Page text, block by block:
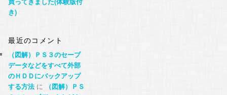
き)
最近のコメント
（図解）ＰＳ３のセーブ
データなどをすべて外部
のＨＤＤにバックアップ
する方法に
（図解）ＰＳ